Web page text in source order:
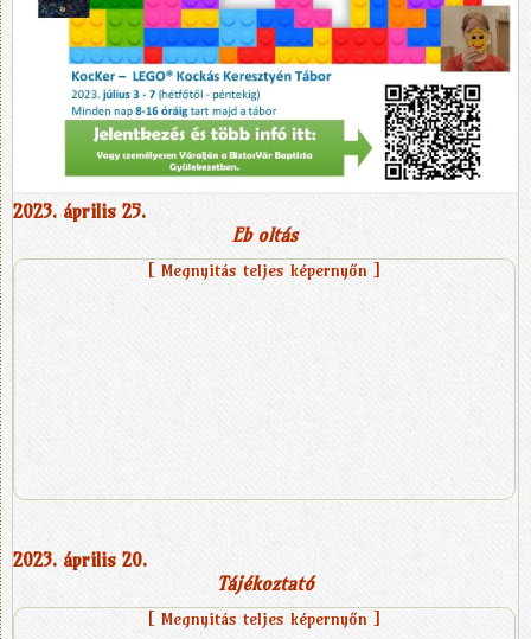
2023. április 25.
Eb oltás
[ Megnyitás teljes képernyőn ]
2023. április 20.
Tájékoztató
[ Megnyitás teljes képernyőn ]